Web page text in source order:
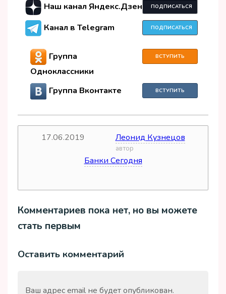
Наш канал Яндекс.Дзен
ПОДПИСАТЬСЯ
Канал в Telegram ПОДПИСАТЬСЯ
Группа
Одноклассники
ВСТУПИТЬ
Группа Вконтакте ВСТУПИТЬ
17.06.2019
автор
Леонид Кузнецов
Банки Сегодня
Комментариев пока нет, но вы можете
стать первым
Оставить комментарий
Ваш адрес email не будет опубликован.